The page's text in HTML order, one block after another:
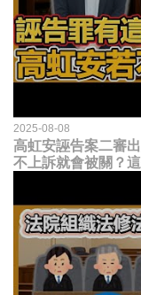
2025-08-08
高虹安誣告案二審
不上訴就會被關？